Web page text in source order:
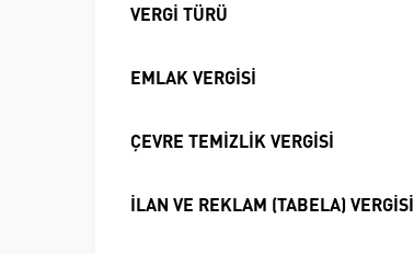
VERGİ TÜRÜ
EMLAK VERGİSİ
ÇEVRE TEMİZLİK VERGİSİ
İLAN VE REKLAM (TABELA) VERGİSİ